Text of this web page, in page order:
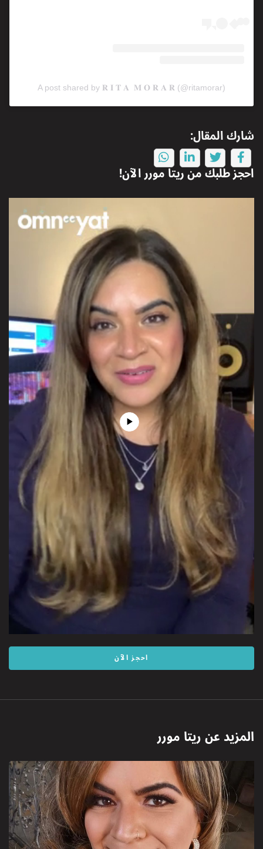
A post shared by 𝐑 𝐈 𝐓 𝐀 𝐌 𝐎 𝐑 𝐀 𝐑 (@ritamorar)
شارك المقال:
احجز طلبك منريتا موررالآن!
Play
Video
احجز الآن
المزيد عنريتا مورر